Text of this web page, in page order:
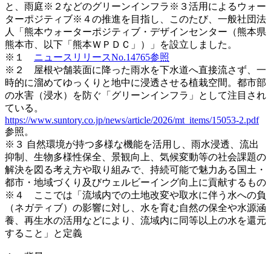
と、雨庭※２などのグリーンインフラ※３活用によるウォー
ターポジティブ※４の推進を目指し、このたび、一般社団法
人「熊本ウォーターポジティブ・デザインセンター（熊本県
熊本市、以下「熊本ＷＰＤＣ」）」を設立しました。
※１ ニュースリリースNo.14765参照
※２ 屋根や舗装面に降った雨水を下水道へ直接流さず、一
時的に溜めてゆっくりと地中に浸透させる植栽空間。都市部
の水害（浸水）を防ぐ「グリーンインフラ」として注目され
ている。
https://www.suntory.co.jp/news/article/2026/mt_items/15053-2.pdf
参照。
※３ 自然環境が持つ多様な機能を活用し、雨水浸透、流出
抑制、生物多様性保全、景観向上、気候変動等の社会課題の
解決を図る考え方や取り組みで、持続可能で魅力ある国土・
都市・地域づくり及びウェルビーイング向上に貢献するもの
※４ ここでは「流域内での土地改変や取水に伴う水への負
（ネガティブ）の影響に対し、水を育む自然の保全や水源涵
養、再生水の活用などにより、流域内に同等以上の水を還元
すること」と定義